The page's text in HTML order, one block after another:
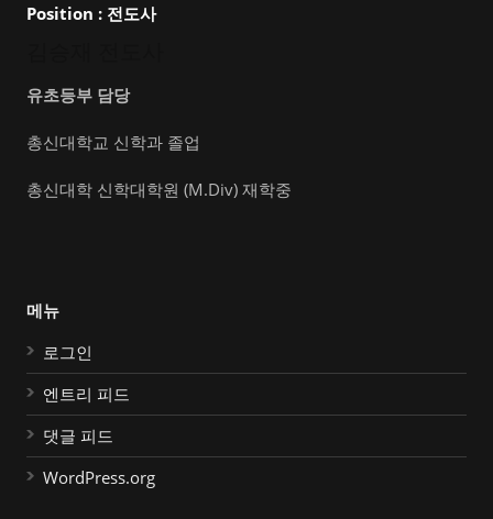
Position : 전도사
유초등부 담당
총신대학교 신학과 졸업
총신대학 신학대학원 (M.Div) 재학중
메뉴
로그인
엔트리 피드
댓글 피드
WordPress.org